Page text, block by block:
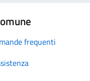
frequenti